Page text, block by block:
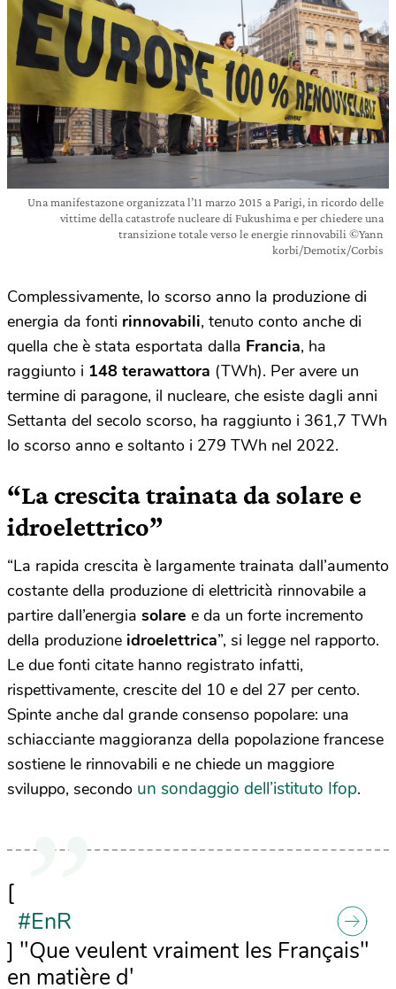
Una manifestazone organizzata l’11 marzo 2015 a Parigi, in ricordo delle
vittime della catastrofe nucleare di Fukushima e per chiedere una
transizione totale verso le energie rinnovabili ©Yann
korbi/Demotix/Corbis
Complessivamente, lo scorso anno la produzione di
energia da fonti rinnovabili, tenuto conto anche di
quella che è stata esportata dalla Francia, ha
raggiunto i 148 terawattora (TWh). Per avere un
termine di paragone, il nucleare, che esiste dagli anni
Settanta del secolo scorso, ha raggiunto i 361,7 TWh
lo scorso anno e soltanto i 279 TWh nel 2022.
“La crescita trainata da solare e
idroelettrico”
“La rapida crescita è largamente trainata dall’aumento
costante della produzione di elettricità rinnovabile a
partire dall’energia solare e da un forte incremento
della produzione idroelettrica”, si legge nel rapporto.
Le due fonti citate hanno registrato infatti,
rispettivamente, crescite del 10 e del 27 per cento.
Spinte anche dal grande consenso popolare: una
schiacciante maggioranza della popolazione francese
sostiene le rinnovabili e ne chiede un maggiore
sviluppo, secondo un sondaggio dell’istituto Ifop.
[
#EnR
] "Que veulent vraiment les Français"
en matière d'